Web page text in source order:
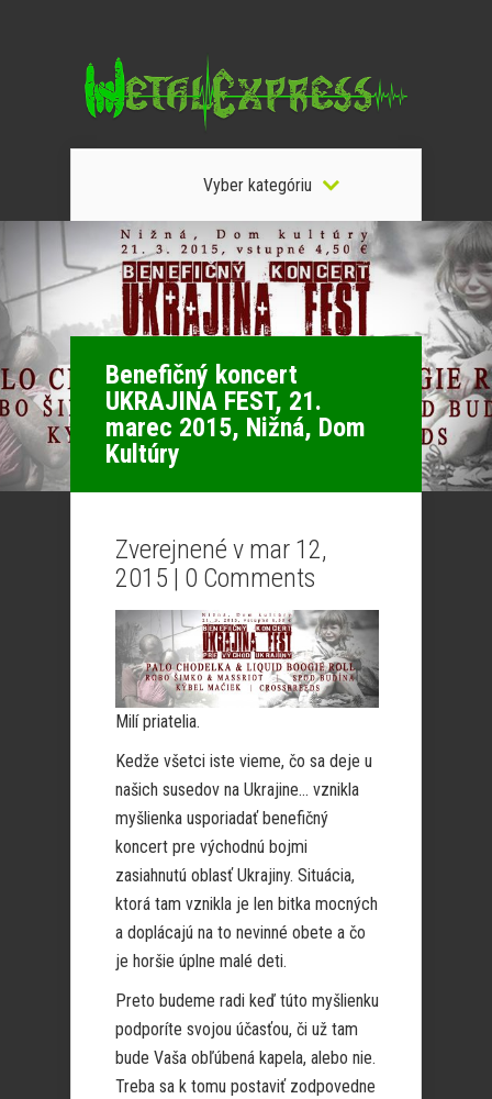
Vyber kategóriu
Benefičný koncert
UKRAJINA FEST, 21.
marec 2015, Nižná, Dom
Kultúry
Zverejnené v mar 12,
2015 | 0 Comments
Milí priatelia.
Kedže všetci iste vieme, čo sa deje u
našich susedov na Ukrajine… vznikla
myšlienka usporiadať benefičný
koncert pre východnú bojmi
zasiahnutú oblasť Ukrajiny. Situácia,
ktorá tam vznikla je len bitka mocných
a doplácajú na to nevinné obete a čo
je horšie úplne malé deti.
Preto budeme radi keď túto myšlienku
podporíte svojou účasťou, či už tam
bude Vaša obľúbená kapela, alebo nie.
Treba sa k tomu postaviť zodpovedne